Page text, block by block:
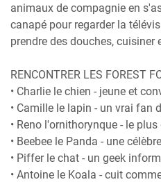
animaux de compagnie en
canapé pour regarder la
prendre des douches, cuisiner
RENCONTRER LES FOREST
• Charlie le chien - jeune et
• Camille le lapin - un vrai fan
• Reno l'ornithorynque - le
• Beebee le Panda - une
• Piffer le chat - un geek
• Antoine le Koala - cuit